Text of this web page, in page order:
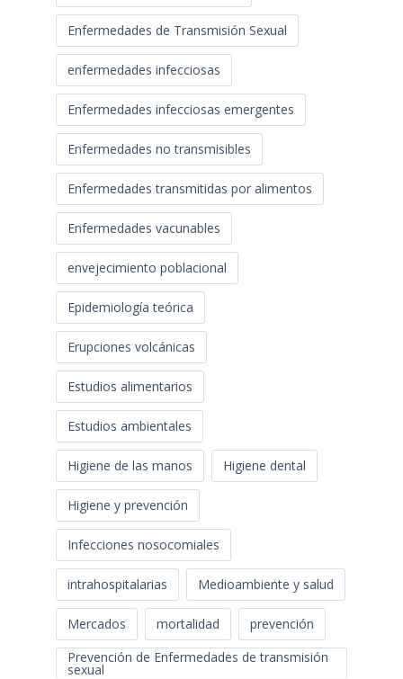
Enfermedades de Transmisión Sexual
enfermedades infecciosas
Enfermedades infecciosas emergentes
Enfermedades no transmisibles
Enfermedades transmitidas por alimentos
Enfermedades vacunables
envejecimiento poblacional
Epidemiología teórica
Erupciones volcánicas
Estudios alimentarios
Estudios ambientales
Higiene de las manos Higiene dental
Higiene y prevención
Infecciones nosocomiales
intrahospitalarias Medioambiente y salud
Mercados mortalidad
prevención
Prevención de Enfermedades de transmisión
sexual